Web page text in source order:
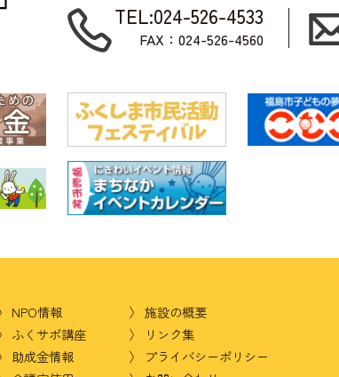
TEL:024-526-4533
FAX：024-526-4560
NPO情報
ふくサポ講座
助成金情報
施設の概要
リンク集
プライバシーポリシー